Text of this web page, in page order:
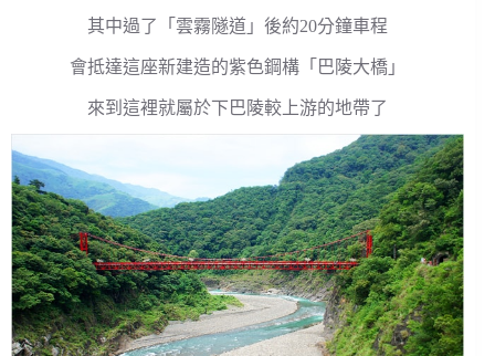
其中過了「雲霧隧道」後約20分鐘車程
會抵達這座新建造的紫色鋼構「巴陵大橋」
來到這裡就屬於下巴陵較上游的地帶了